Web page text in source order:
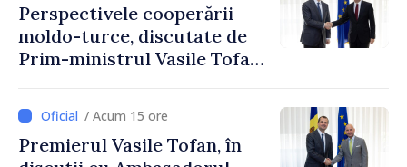
Perspectivele cooperării
moldo-turce, discutate de
Prim-ministrul Vasile Tofan
Uygar Mustafa Sertel
/ Acum 15 ore
Premierul Vasile Tofan, în